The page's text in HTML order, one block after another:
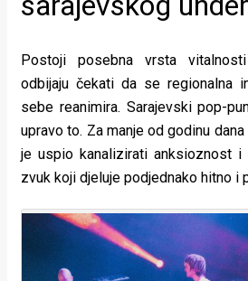
Postoji posebna vrsta
odbijaju čekati da se regionalna
sebe reanimira. Sarajevski pop-
upravo to. Za manje od godinu
je uspio kanalizirati anksioznost i
zvuk koji djeluje podjednako hitno i